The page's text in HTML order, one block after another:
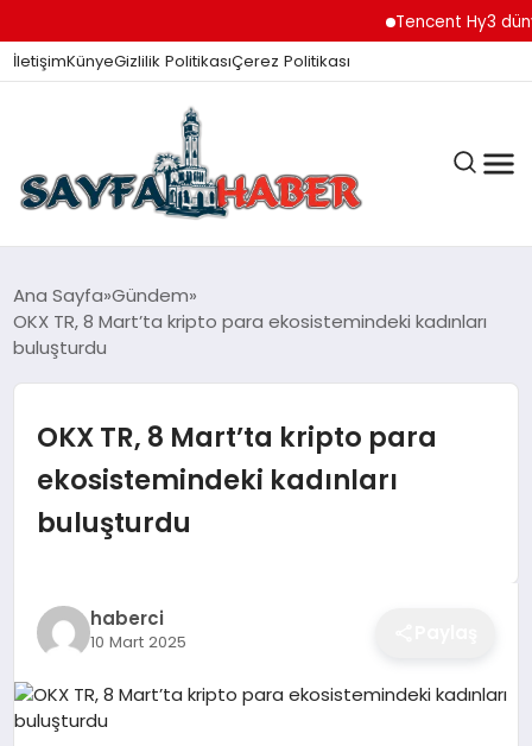
Tencent Hy3 dünya
İletişimKünyeGizlilik PolitikasıÇerez Politikası
ANA SAYFA
GÜNDEM
İZMIR HABERLERI
EKONOMI
SAĞLIK
Ana Sayfa Gündem
OKX TR, 8 Mart’ta kripto para ekosistemindeki kadınları
buluşturdu
OKX TR, 8 Mart’ta kripto para
ekosistemindeki kadınları
buluşturdu
haberci
10 Mart 2025